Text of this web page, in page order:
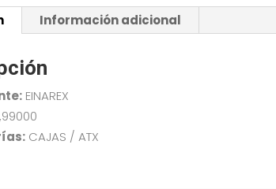
Información adicional
EINAREX
CAJAS / ATX